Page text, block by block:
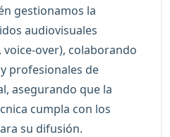
gestionamos la
audiovisuales
over), colaborando
profesionales de
asegurando que la
cumpla con los
su difusión.